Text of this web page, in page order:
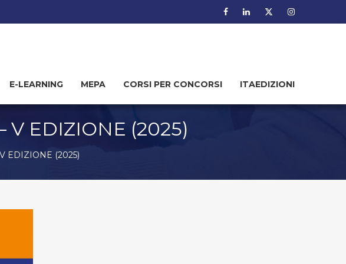
E-LEARNING MEPA CORSI PER CONCORSI ITAEDIZIONI
V EDIZIONE (2025)
EDIZIONE (2025)